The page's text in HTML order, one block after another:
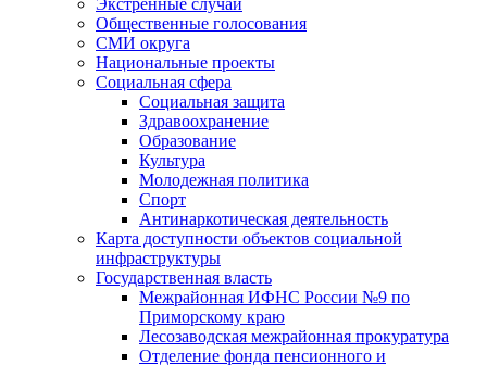
Экстренные случаи
Общественные голосования
СМИ округа
Национальные проекты
Социальная сфера
Социальная защита
Здравоохранение
Образование
Культура
Молодежная политика
Спорт
Антинаркотическая деятельность
Карта доступности объектов социальной
инфраструктуры
Государственная власть
Межрайонная ИФНС России №9 по
Приморскому краю
Лесозаводская межрайонная прокуратура
Отделение фонда пенсионного и